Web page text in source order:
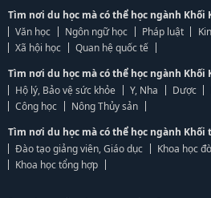
Tìm nơi du học mà có thể học ngành Khối
Văn học
Ngôn ngữ học Pháp luật
Xã hội học
Quan hệ quốc tế
Tìm nơi du học mà có thể học ngành Khối
Hộ lý, Bảo vệ sức khỏe
Y, Nha Dược
Công học
Nông Thủy sản
Tìm nơi du học mà có thể học ngành Khối
Đào tạo giảng viên, Giáo dục
Khoa học
Khoa học tổng hợp